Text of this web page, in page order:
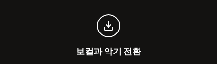
보컬과 악기 전환